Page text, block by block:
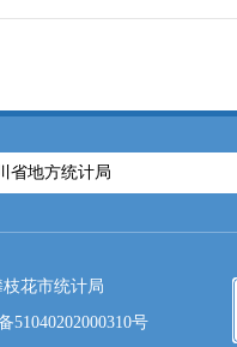
花市统计局
51040202000310号